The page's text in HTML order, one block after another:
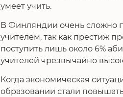
умеет учить.
В Финляндии очень сложно
учителем, так как престиж
поступить лишь около 6%
учителей чрезвычайно
Когда экономическая
образовании стали